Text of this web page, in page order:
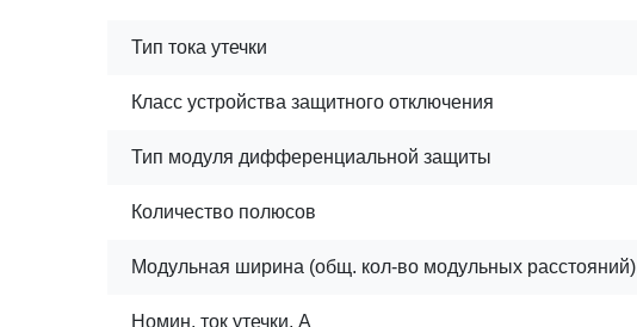
Тип тока утечки
Класс устройства защитного отключения
Тип модуля дифференциальной защиты
Количество полюсов
Модульная ширина (общ. кол-во модульных расстояний)
Номин. ток утечки, А